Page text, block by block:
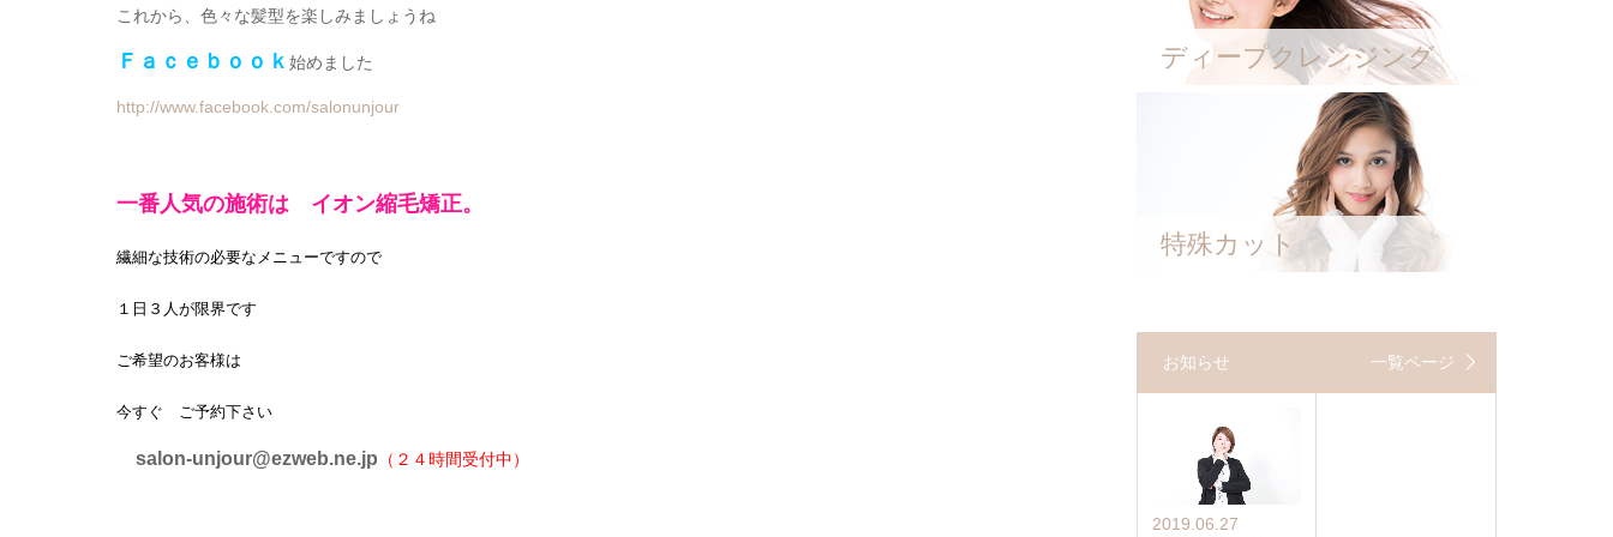
これから、色々な髪型を楽しみましょうね
Ｆａｃｅｂｏｏｋ 始めました
http://www.facebook.com/salonunjour
一番人気の施術は イオン縮毛矯正。
繊細な技術の必要なメニューですので
１日３人が限界です
ご希望のお客様は
今すぐ ご予約下さい
salon-unjour@ezweb.ne.jp （２４時間受付中）
ディープクレンジング
特殊カット
お知らせ 一覧ページ
2019.06.27